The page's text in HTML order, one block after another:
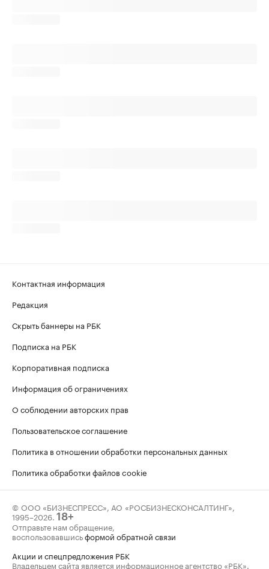
Контактная информация
Редакция
Скрыть баннеры на РБК
Подписка на РБК
Корпоративная подписка
Информация об ограничениях
О соблюдении авторских прав
Пользовательское соглашение
Политика в отношении обработки персональных данных
Политика обработки файлов cookie
© ООО «БИЗНЕСПРЕСС», АО «РОСБИЗНЕСКОНСАЛТИНГ»,
1995–2026. 18+
Отправьте нам обращение,
воспользовавшисьформой обратной связи
Акции и спецпредложения РБК
Владельцем сайта является информационное агентство «РБК».